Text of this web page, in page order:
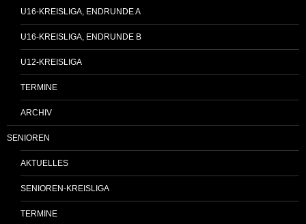
U16-KREISLIGA, ENDRUNDE A
U16-KREISLIGA, ENDRUNDE B
U12-KREISLIGA
TERMINE
ARCHIV
SENIOREN
AKTUELLES
SENIOREN-KREISLIGA
TERMINE